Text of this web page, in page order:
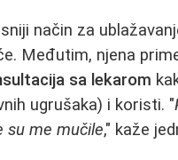
način za
Međutim, njena
sa lekarom
ugrušaka) i koristi. "
su me mučile," kaže